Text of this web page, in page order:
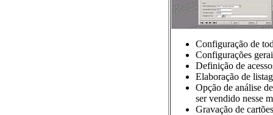
Configuração de
Configurações
Definição de
Elaboração de
Opção de análise
ser vendido nesse
Gravação de